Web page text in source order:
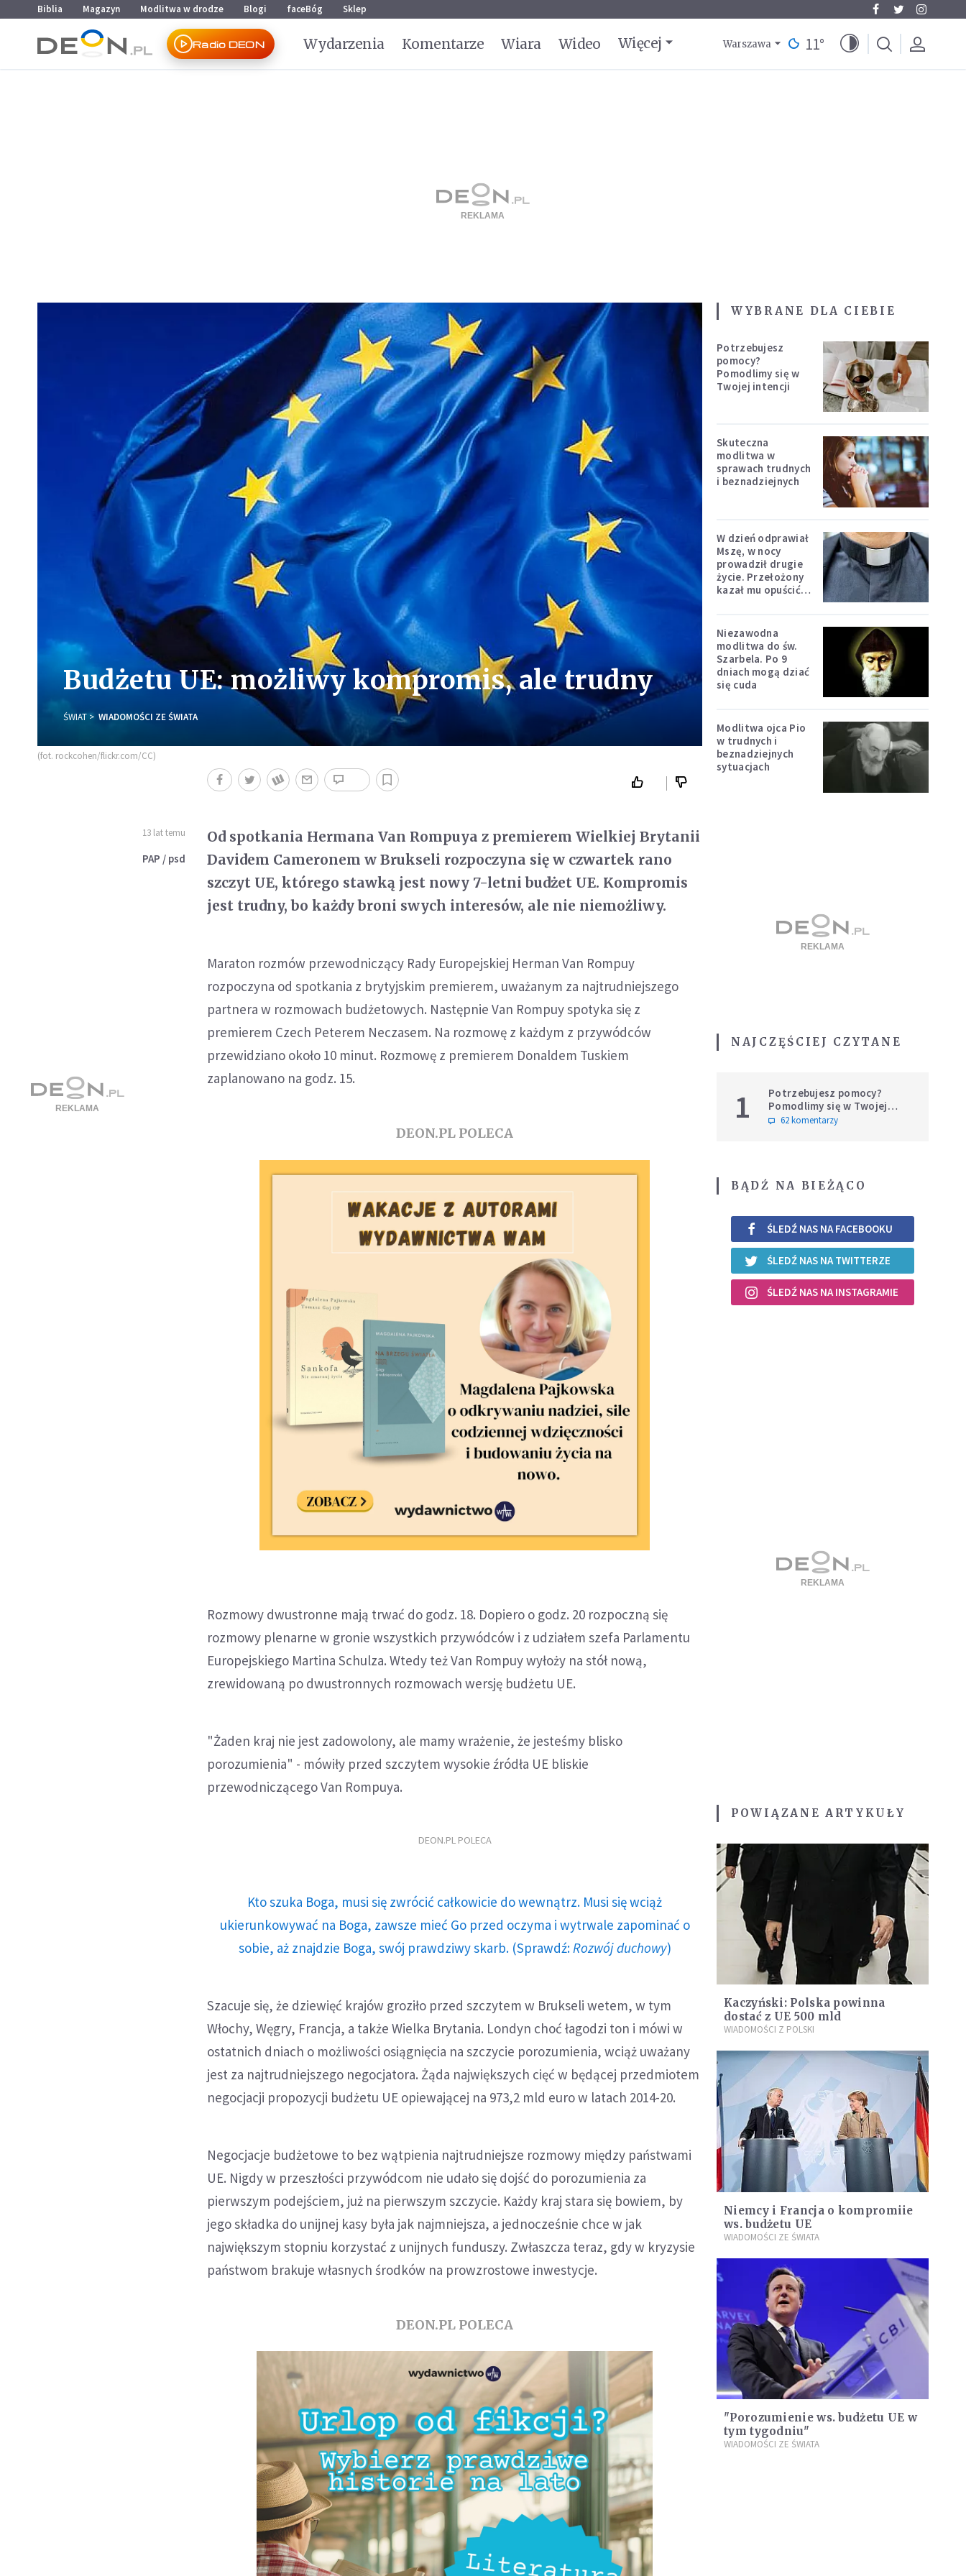
Przejdź do menu głównego
Przejdź do treści
Biblia Magazyn Modlitwa w drodze Blogi faceBóg Sklep
Radio DEON Wydarzenia Komentarze Wiara Wideo Więcej Warszawa 11°
Budżetu UE: możliwy kompromis, ale trudny
ŚWIAT WIADOMOŚCI ZE ŚWIATA
(fot. rockcohen/flickr.com/CC)
13 lat temu
PAP / psd
Od spotkania Hermana Van Rompuya z premierem Wielkiej Brytanii
Davidem Cameronem w Brukseli rozpoczyna się w czwartek rano
szczyt UE, którego stawką jest nowy 7-letni budżet UE. Kompromis
jest trudny, bo każdy broni swych interesów, ale nie niemożliwy.
Maraton rozmów przewodniczący Rady Europejskiej Herman Van Rompuy
rozpoczyna od spotkania z brytyjskim premierem, uważanym za najtrudniejszego
partnera w rozmowach budżetowych. Następnie Van Rompuy spotyka się z
premierem Czech Peterem Neczasem. Na rozmowę z każdym z przywódców
przewidziano około 10 minut. Rozmowę z premierem Donaldem Tuskiem
zaplanowano na godz. 15.
DEON.PL POLECA
Rozmowy dwustronne mają trwać do godz. 18. Dopiero o godz. 20 rozpoczną się
rozmowy plenarne w gronie wszystkich przywódców i z udziałem szefa Parlamentu
Europejskiego Martina Schulza. Wtedy też Van Rompuy wyłoży na stół nową,
zrewidowaną po dwustronnych rozmowach wersję budżetu UE.
"Żaden kraj nie jest zadowolony, ale mamy wrażenie, że jesteśmy blisko
porozumienia" - mówiły przed szczytem wysokie źródła UE bliskie
przewodniczącego Van Rompuya.
DEON.PL POLECA
Kto szuka Boga, musi się zwrócić całkowicie do wewnątrz. Musi się wciąż
ukierunkowywać na Boga, zawsze mieć Go przed oczyma i wytrwale zapominać o
sobie, aż znajdzie Boga, swój prawdziwy skarb. (Sprawdź: Rozwój duchowy)
Szacuje się, że dziewięć krajów groziło przed szczytem w Brukseli wetem, w tym
Włochy, Węgry, Francja, a także Wielka Brytania. Londyn choć łagodzi ton i mówi w
ostatnich dniach o możliwości osiągnięcia na szczycie porozumienia, wciąż uważany
jest za najtrudniejszego negocjatora. Żąda największych cięć w będącej przedmiotem
negocjacji propozycji budżetu UE opiewającej na 973,2 mld euro w latach 2014-20.
Negocjacje budżetowe to bez wątpienia najtrudniejsze rozmowy między państwami
UE. Nigdy w przeszłości przywódcom nie udało się dojść do porozumienia za
pierwszym podejściem, już na pierwszym szczycie. Każdy kraj stara się bowiem, by
jego składka do unijnej kasy była jak najmniejsza, a jednocześnie chce w jak
największym stopniu korzystać z unijnych funduszy. Zwłaszcza teraz, gdy w kryzysie
państwom brakuje własnych środków na prowzrostowe inwestycje.
DEON.PL POLECA
WYBRANE DLA CIEBIE
Potrzebujesz
pomocy?
Pomodlimy się w
Twojej intencji
Skuteczna
modlitwa w
sprawach trudnych
i beznadziejnych
W dzień odprawiał
Mszę, w nocy
prowadził drugie
życie. Przełożony
kazał mu opuścić
Niezawodna
modlitwa do św.
Szarbela. Po 9
dniach mogą dziać
się cuda
Modlitwa ojca Pio
w trudnych i
beznadziejnych
sytuacjach
NAJCZĘŚCIEJ CZYTANE
1
Potrzebujesz pomocy?
Pomodlimy się w Twojej
intencji
62 komentarzy
BĄDŹ NA BIEŻĄCO
ŚLEDŹ NAS NA FACEBOOKU
ŚLEDŹ NAS NA TWITTERZE
ŚLEDŹ NAS NA INSTAGRAMIE
POWIĄZANE ARTYKUŁY
Kaczyński: Polska powinna
dostać z UE 500 mld
WIADOMOŚCI Z POLSKI
Niemcy i Francja o kompromiie
ws. budżetu UE
WIADOMOŚCI ZE ŚWIATA
"Porozumienie ws. budżetu UE w
tym tygodniu"
WIADOMOŚCI ZE ŚWIATA